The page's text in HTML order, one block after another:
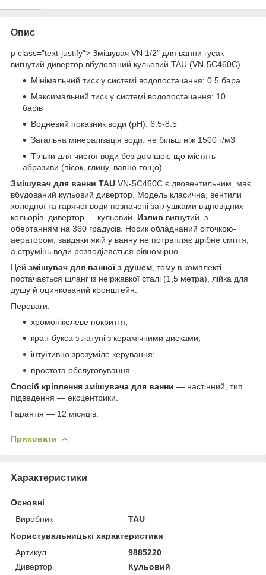
Опис
p class="text-justify"> Змішувач VN 1/2" для ванни гусак
вигнутий дивертор вбудований кульовий TAU (VN-5C460C)
Мінімальний тиск у системі водопостачання: 0.5 бара
Максимальний тиск у системі водопостачання: 10
барів
Водневий показник води (pH): 6.5-8.5
Загальна мінералізація води: не більш ніж 1500 г/м3
Тільки для чистої води без домішок, що містять
абразиви (пісок, глину, вапно тощо)
Змішувач для ванни TAU VN-5C460C є двовентильним, має
вбудований кульовий дивертор. Модель класична, вентили
холодної та гарячої води позначені заглушками відповідних
кольорів, дивертор — кульовий. Излив вигнутий, з
обертанням на 360 градусів. Носик обладнаний сіточкою-
аератором, завдяки якій у ванну не потрапляє дрібне сміття,
а струмінь води розподіляється рівномірно.
Цей змішувач для ванної з душем , тому в комплекті
постачається шланг із неіржавкої сталі (1,5 метра), лійка для
душу й оцинкований кронштейн.
Переваги:
хромонікелеве покриття;
кран-букса з латуні з керамічними дисками;
інтуїтивно зрозуміле керування;
простота обслуговування.
Спосіб кріплення змішувача для ванни — настінний, тип
підведення — ексцентрики.
Гарантія — 12 місяців.
Приховати
Характеристики
Основні
Виробник
TAU
Користувальницькі характеристики
Артикул
9885220
Дивертор
Кульовий